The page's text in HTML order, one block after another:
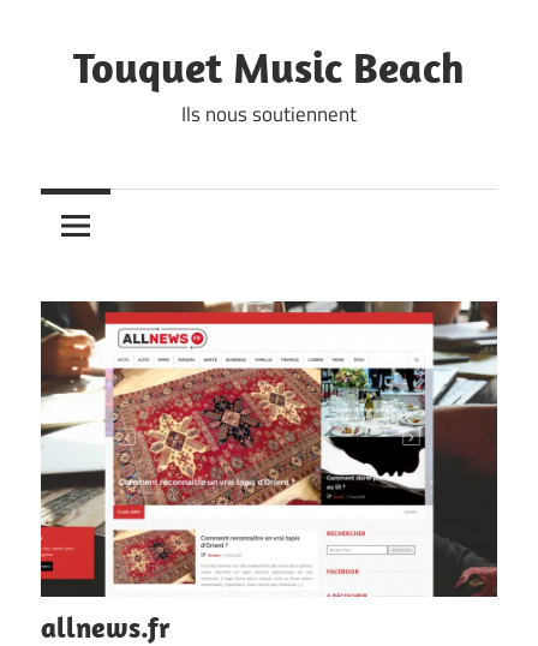
content
Touquet Music Beach
Ils nous soutiennent
allnews.fr